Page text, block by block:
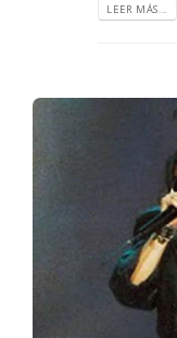
LEER MÁS...